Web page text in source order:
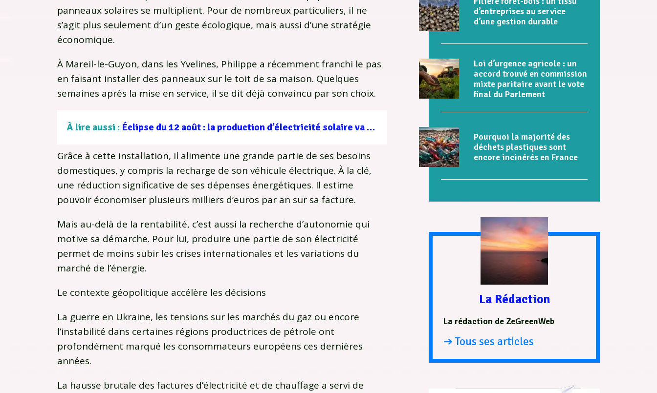
panneaux solaires se multiplient. Pour de nombreux particuliers, il ne
s’agit plus seulement d’un geste écologique, mais aussi d’une stratégie
économique.
À Mareil-le-Guyon, dans les Yvelines, Philippe a récemment franchi le pas
en faisant installer des panneaux sur le toit de sa maison. Quelques
semaines après la mise en service, il se dit déjà convaincu par son choix.
À lire aussi : Éclipse du 12 août : la production d’électricité solaire va temporairement diminuer en Europe
Grâce à cette installation, il alimente une grande partie de ses besoins
domestiques, y compris la recharge de son véhicule électrique. À la clé,
une réduction significative de ses dépenses énergétiques. Il estime
pouvoir économiser plusieurs milliers d’euros par an sur sa facture.
Mais au-delà de la rentabilité, c’est aussi la recherche d’autonomie qui
motive sa démarche. Pour lui, produire une partie de son électricité
permet de moins subir les crises internationales et les variations du
marché de l’énergie.
Le contexte géopolitique accélère les décisions
La guerre en Ukraine, les tensions sur les marchés du gaz ou encore
l’instabilité dans certaines régions productrices de pétrole ont
profondément marqué les consommateurs européens ces dernières
années.
La hausse brutale des factures d’électricité et de chauffage a servi de
d’entreprises au service
d’une gestion durable
Loi d’urgence agricole : un
accord trouvé en commission
mixte paritaire avant le vote
final du Parlement
Pourquoi la majorité des
déchets plastiques sont
encore incinérés en France
La Rédaction
La rédaction de ZeGreenWeb
➔ Tous ses articles